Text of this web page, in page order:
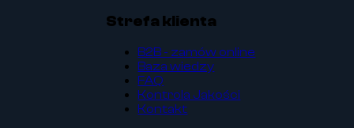
Strefa klienta
B2B - zamów online
Baza wiedzy
FAQ
Kontrola Jakości
Kontakt